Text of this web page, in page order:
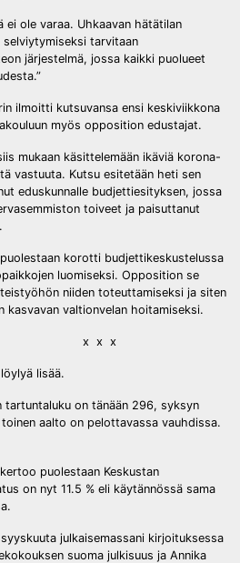
ei ole varaa. Uhkaavan hätätilan
tarvitaan
järjestelmä, jossa kaikki puolueet
ilmoitti kutsuvansa ensi keskiviikkona
myös opposition edustajat.
mukaan käsittelemään ikäviä korona-
vastuuta. Kutsu esitetään heti sen
eduskunnalle budjettiesityksen, jossa
toiveet ja paisuttanut
korotti budjettikeskustelussa
luomiseksi. Opposition se
niiden toteuttamiseksi ja siten
kasvavan valtionvelan hoitamiseksi.
x
lisää.
tartuntaluku on tänään 296, syksyn
aalto on pelottavassa vauhdissa.
puolestaan Keskustan
on nyt 11.5 % eli käytännössä sama
julkaisemassani kirjoituksessa
suoma julkisuus ja Annika